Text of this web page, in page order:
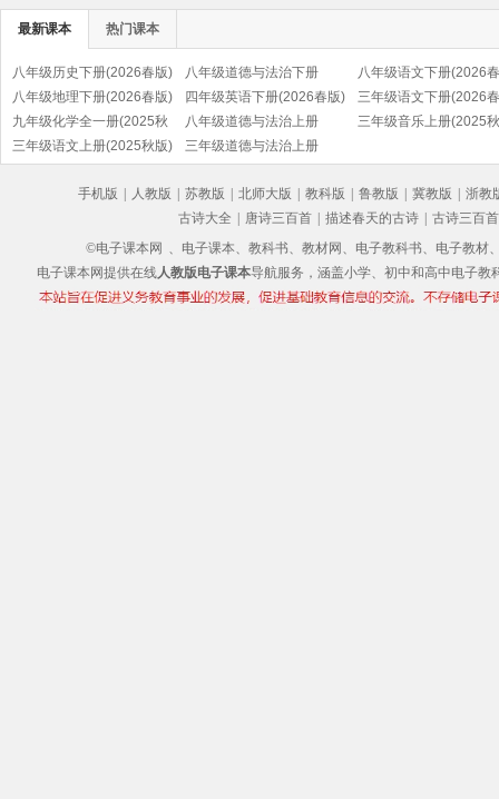
最新课本 热门课本
八年级历史下册(2026春版)
(部编版)
八年级道德与法治下册
(2026春版)(部编版)
八年级语文下册(2026
(部编版)
八年级地理下册(2026春版)
四年级英语下册(2026春版)
(PEP)
三年级语文下册(2026
(部编版)
九年级化学全一册(2025秋
版)
八年级道德与法治上册
(2025秋版)(部编版)
三年级音乐上册(2025
三年级语文上册(2025秋版)
三年级道德与法治上册
手机版
人教版 苏教版 北师大版 教科版 鲁教版 冀教版
浙教
古诗大全
唐诗三百首 描述春天的古诗
古诗三百首
©电子课本网 、电子课本、教科书、教材网、电子教科书、电子教材
电子课本网提供在线人教版电子课本导航服务，涵盖小学、初中和高中电子